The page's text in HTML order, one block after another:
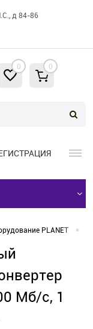
д 84-86
0 0
PLANET •
Мб/с, 1